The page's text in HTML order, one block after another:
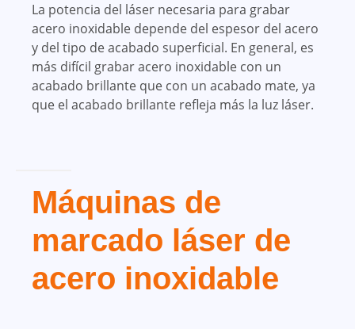
La potencia del láser necesaria para grabar
acero inoxidable depende del espesor del acero
y del tipo de acabado superficial. En general, es
más difícil grabar acero inoxidable con un
acabado brillante que con un acabado mate, ya
que el acabado brillante refleja más la luz láser.
Máquinas de
marcado láser de
acero inoxidable